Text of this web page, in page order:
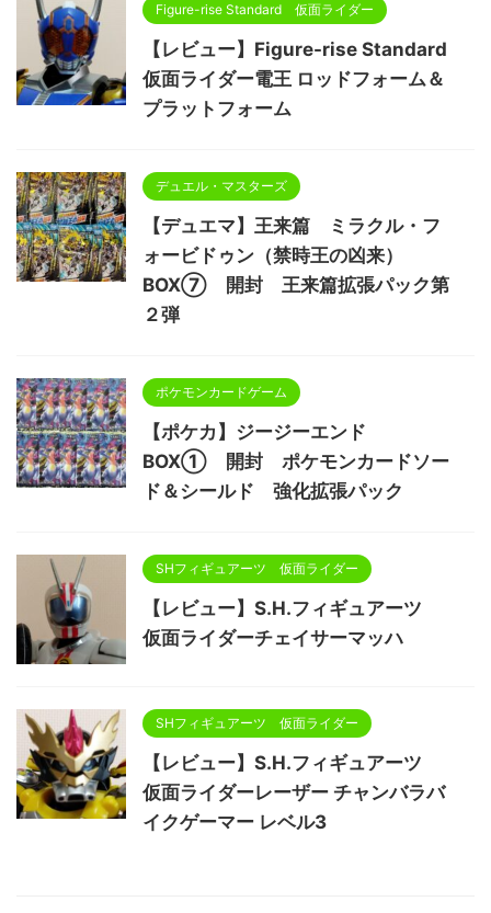
Figure-rise Standard 仮面ライダー
【レビュー】Figure-rise Standard
仮面ライダー電王 ロッドフォーム＆
プラットフォーム
デュエル・マスターズ
【デュエマ】王来篇 ミラクル・フ
ォービドゥン（禁時王の凶来）
BOX⑦ 開封 王来篇拡張パック第
２弾
ポケモンカードゲーム
【ポケカ】ジージーエンド
BOX① 開封 ポケモンカードソー
ド＆シールド 強化拡張パック
SHフィギュアーツ 仮面ライダー
【レビュー】S.H.フィギュアーツ
仮面ライダーチェイサーマッハ
SHフィギュアーツ 仮面ライダー
【レビュー】S.H.フィギュアーツ
仮面ライダーレーザー チャンバラバ
イクゲーマー レベル3